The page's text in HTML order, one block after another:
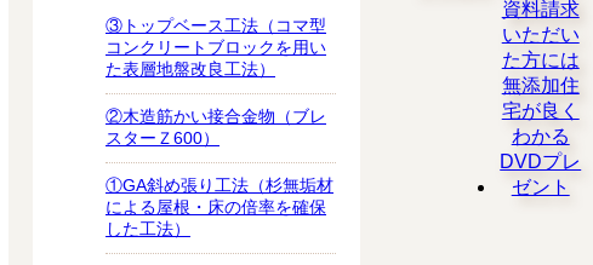
③トップベース工法（コマ型
コンクリートブロックを用い
た表層地盤改良工法）
②木造筋かい接合金物（ブレ
スターＺ600）
①GA斜め張り工法（杉無垢材
による屋根・床の倍率を確保
した工法）